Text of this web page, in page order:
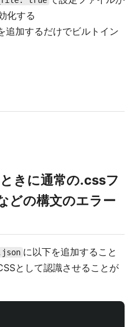
化する
追加するだけでビルトイン
きに通常の.cssフ
どの構文のエラー
に以下を追加すること
として認識させることが